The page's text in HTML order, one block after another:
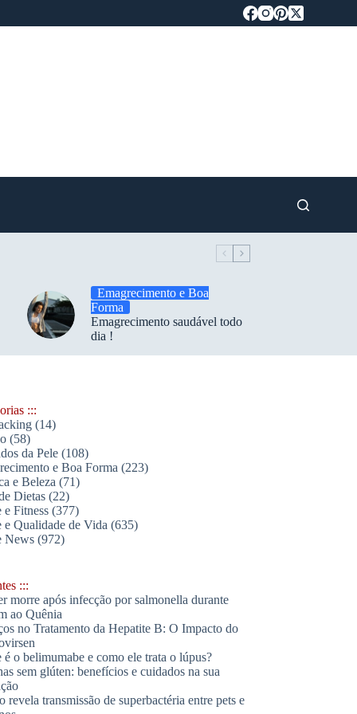
Emagrecimento e Boa
Forma
Emagrecimento saudável todo
dia !
:::
(14)
(58)
da Pele(108)
e Boa Forma (223)
e Beleza (71)
Dietas(22)
e Fitness(377)
e Qualidade de Vida (635)
News(972)
:::
morre após infecção por salmonella durante
ao Quênia
no Tratamento da Hepatite B: O Impacto do
é o belimumabe e como ele trata o lúpus?
sem glúten: benefícios e cuidados na sua
revela transmissão de superbactéria entre pets e